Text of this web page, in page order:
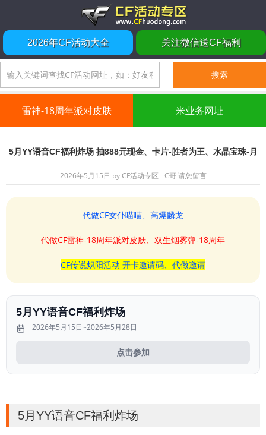
2026年CF活动大全 关注微信送CF福利
雷神-18周年派对皮肤 米业务网址
5月YY语音CF福利炸场 抽888元现金、卡片-胜者为王、水晶宝珠-月
2026年5月15日 byCF活动专区 - C哥 请您留言
代做CF女仆喵喵、高爆麟龙
代做CF雷神-18周年派对皮肤、双生烟雾弹-18周年
CF传说炽阳活动 开卡邀请码、代做邀请
5月YY语音CF福利炸场
2026年5月15日~2026年5月28日
点击参加
5月YY语音CF福利炸场